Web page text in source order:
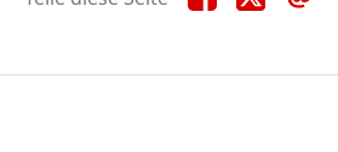
diese diese